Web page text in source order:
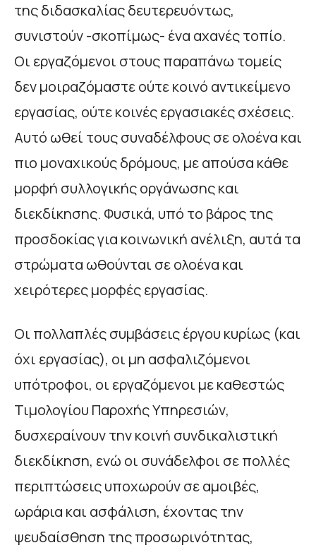
της διδασκαλίας δευτερευόντως,
συνιστούν -σκοπίμως- ένα αχανές τοπίο.
Οι εργαζόμενοι στους παραπάνω τομείς
δεν μοιραζόμαστε ούτε κοινό αντικείμενο
εργασίας, ούτε κοινές εργασιακές σχέσεις.
Αυτό ωθεί τους συναδέλφους σε ολοένα και
πιο μοναχικούς δρόμους, με απούσα κάθε
μορφή συλλογικής οργάνωσης και
διεκδίκησης. Φυσικά, υπό το βάρος της
προσδοκίας για κοινωνική ανέλιξη, αυτά τα
στρώματα ωθούνται σε ολοένα και
χειρότερες μορφές εργασίας.
Οι πολλαπλές συμβάσεις έργου κυρίως (και
όχι εργασίας), οι μη ασφαλιζόμενοι
υπότροφοι, οι εργαζόμενοι με καθεστώς
Τιμολογίου Παροχής Υπηρεσιών,
δυσχεραίνουν την κοινή συνδικαλιστική
διεκδίκηση, ενώ οι συνάδελφοι σε πολλές
περιπτώσεις υποχωρούν σε αμοιβές,
ωράρια και ασφάλιση, έχοντας την
ψευδαίσθηση της προσωρινότητας,